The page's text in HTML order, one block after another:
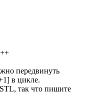
передвинуть
в цикле.
так что пишите